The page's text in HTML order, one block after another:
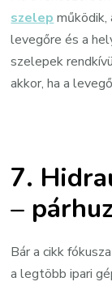
szelep
levegőre és a
szelepek
akkor, ha a
7.
–
Bár a cikk
a legtöbb ipari